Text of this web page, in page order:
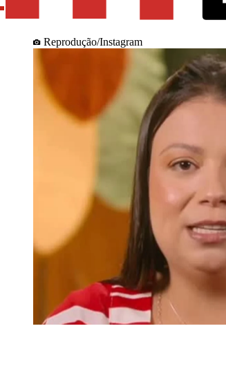
Reprodução/Instagram